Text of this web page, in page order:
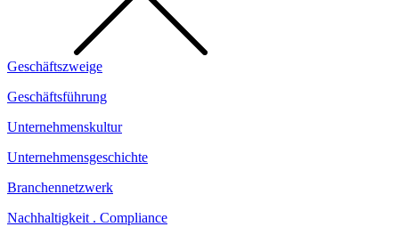
Geschäftszweige
Geschäftsführung
Unternehmenskultur
Unternehmensgeschichte
Branchennetzwerk
Nachhaltigkeit . Compliance